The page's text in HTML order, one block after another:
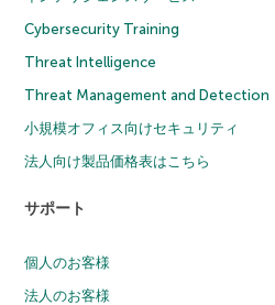
Cybersecurity Training
Threat Intelligence
Threat Management and Detection
小規模オフィス向けセキュリティ
法人向け製品価格表はこちら
サポート
個人のお客様
法人のお客様